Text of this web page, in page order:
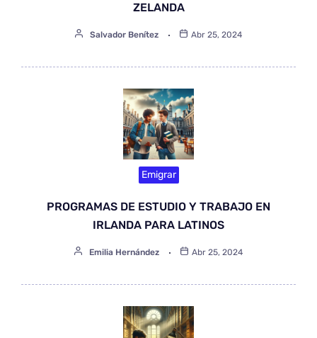
ZELANDA
Salvador Benítez Abr 25, 2024
Emigrar
PROGRAMAS DE ESTUDIO Y TRABAJO EN
IRLANDA PARA LATINOS
Emilia Hernández Abr 25, 2024